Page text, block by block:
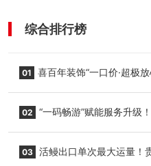
综合排行榜
01 喜百年装饰“一口价·超极
02 “一码畅游”赋能服务升级
03 活鳗出口单次最大运量！